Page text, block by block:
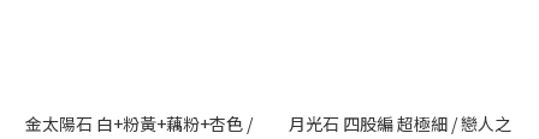
金太陽石 白+粉黃+藕粉+杏色 /
月光石 四股編 超極細 / 戀人之